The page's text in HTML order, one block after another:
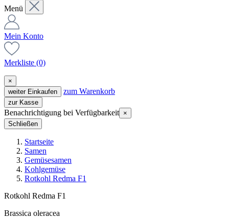
Menü
Mein Konto
Merkliste (0)
×
weiter Einkaufen
zum Warenkorb
zur Kasse
Benachrichtigung bei Verfügbarkeit ×
Schließen
Startseite
Samen
Gemüsesamen
Kohlgemüse
Rotkohl Redma F1
Rotkohl Redma F1
Brassica oleracea